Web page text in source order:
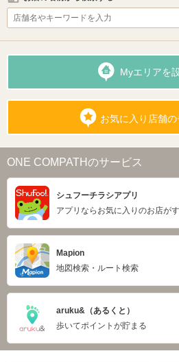
Myエリアを
お気に入り店舗
ONE COMPATHのサービス
シュフーチラシアプリ
アプリならお気に入りのお店が
Mapion
地図検索・ルート検索
aruku&（あるくと）
歩いてポイントが貯まる